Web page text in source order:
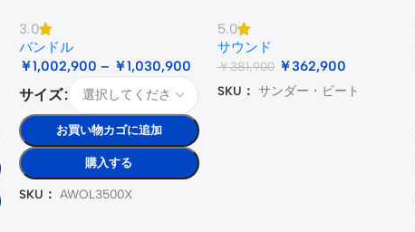
3.0
バンドル
￥1,002,900 – ￥1,030,900
サイズ
お買い物カゴに追加
購入する
SKU： AWOL3500X
5.0
サウンド
￥381,900 ￥362,900
SKU： サンダー・ビート